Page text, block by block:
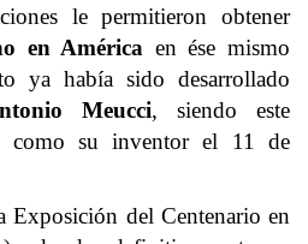
le permitieron obtener
en América en ése mismo
ya había sido desarrollado
Meucci, siendo este
como su inventor el 11 de
Exposición del Centenario en